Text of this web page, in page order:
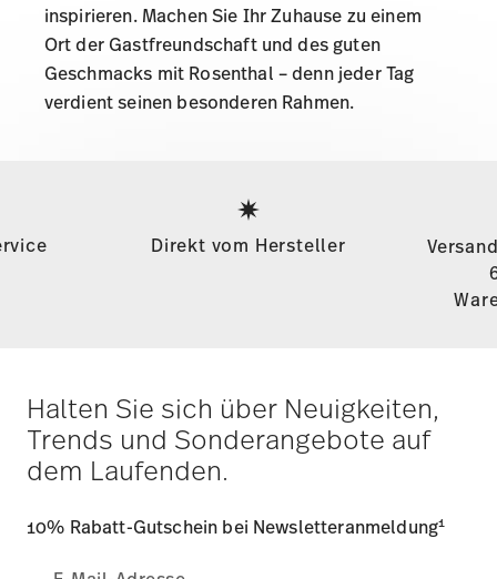
inspirieren. Machen Sie Ihr Zuhause zu einem
Ort der Gastfreundschaft und des guten
Geschmacks mit Rosenthal – denn jeder Tag
verdient seinen besonderen Rahmen.
Direkt vom Hersteller
Halten Sie sich über Neuigkeiten,
Trends und Sonderangebote auf
dem Laufenden.
10% Rabatt-Gutschein bei Newsletteranmeldung1